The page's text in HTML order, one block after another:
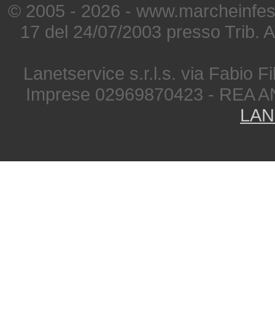
© 2005 - 2026 -
17 del 24/07/2003 presso Trib.
Lanetservice s.r.l.s. via Fabio
Imprese 02969870423 - REA